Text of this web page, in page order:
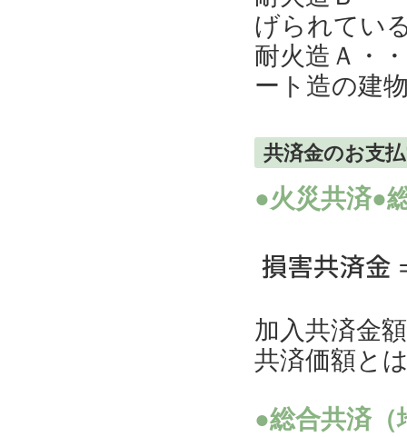
げられてい
耐火造Ａ・
ート造の建
共済金のお支
●火災共済●
加入共済金
共済価額と
●総合共済（